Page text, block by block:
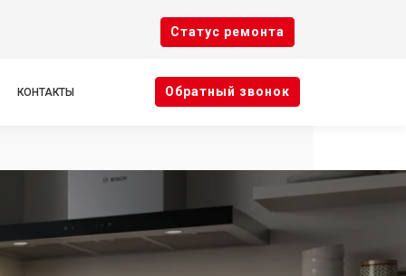
Cтатус ремонта
КОНТАКТЫ Oбратный звонок